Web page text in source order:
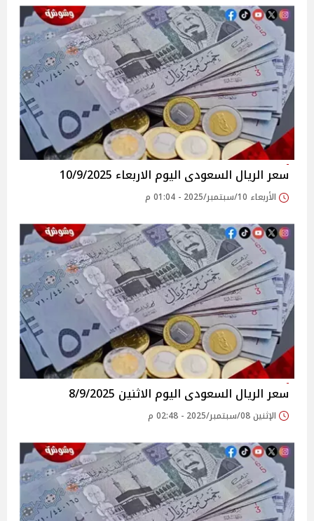
سعر الريال السعودى اليوم الاربعاء 10/9/2025
الأربعاء 10/سبتمبر/2025 - 01:04 م
سعر الريال السعودى اليوم الاثنين 8/9/2025
الإثنين 08/سبتمبر/2025 - 02:48 م